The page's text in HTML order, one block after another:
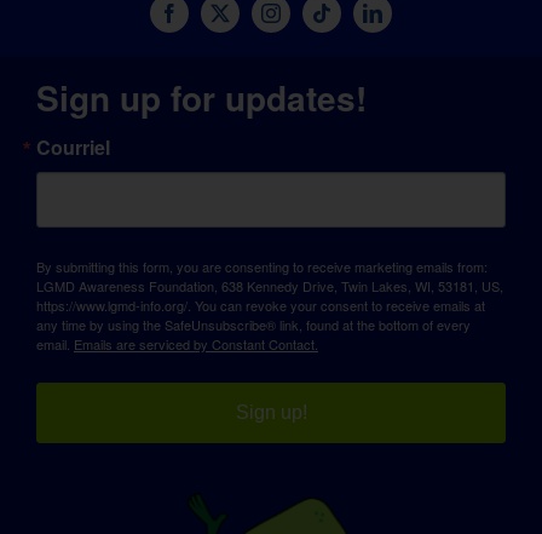
Sign up for updates!
Courriel
By submitting this form, you are consenting to receive marketing emails from:
LGMD Awareness Foundation, 638 Kennedy Drive, Twin Lakes, WI, 53181, US,
https://www.lgmd-info.org/. You can revoke your consent to receive emails at
any time by using the SafeUnsubscribe® link, found at the bottom of every
email. Emails are serviced by Constant Contact.
Sign up!